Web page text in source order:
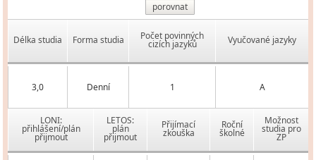
porovnat
Délka studia Forma studia Počet povinných
cizích jazyků Vyučované jazyky
3,0 Denní 1 A
LONI:
přihlášení/plán
přijmout
LETOS:
plán
přijmout
Přijímací
zkouška
Roční
školné
Možnost
studia pro
ZP